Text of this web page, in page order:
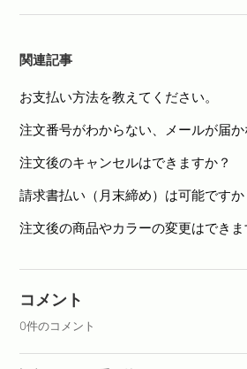
関連記事
お支払い方法を教えてください。
注文番号がわからない、メールが届か
注文後のキャンセルはできますか？
請求書払い（月末締め）は可能ですか
注文後の商品やカラーの変更はできま
コメント
0件のコメント